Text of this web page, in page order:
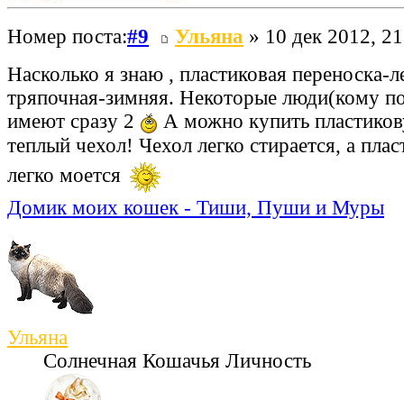
Номер поста:#9 Ульяна » 10 дек 2012,
Насколько я знаю , пластиковая переноска-
тряпочная-зимняя. Некоторые люди(кому
имеют сразу 2
А можно купить
теплый чехол! Чехол легко стирается, а
легко моется
Домик моих кошек - Тиши, Пуши и Муры
Ульяна
Солнечная Кошачья Личность